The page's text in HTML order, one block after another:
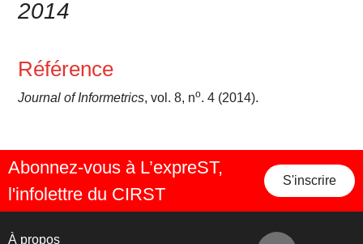
2014
Référence
Journal of Informetrics, vol. 8, no. 4 (2014).
Abonnez-vous à L’expreST,
l'infolettre du CIRST
S'inscrire
À propos